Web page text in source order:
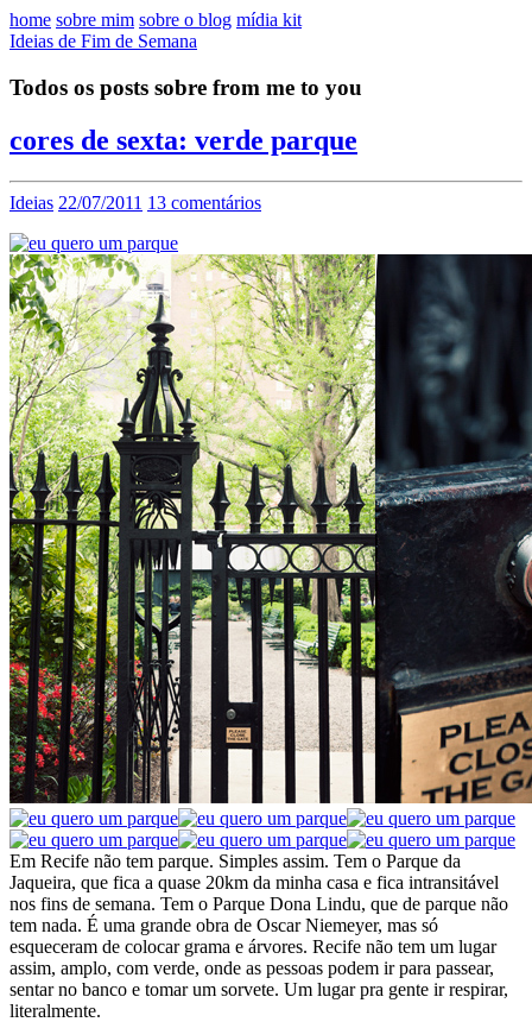
home sobre mim sobre o blog mídia kit
Ideias de Fim de Semana
Todos os posts sobre from me to you
cores de sexta: verde parque
Ideias 22/07/2011 13 comentários
Em Recife não tem parque. Simples assim. Tem o Parque da
Jaqueira, que fica a quase 20km da minha casa e fica intransitável
nos fins de semana. Tem o Parque Dona Lindu, que de parque não
tem nada. É uma grande obra de Oscar Niemeyer, mas só
esqueceram de colocar grama e árvores. Recife não tem um lugar
assim, amplo, com verde, onde as pessoas podem ir para passear,
sentar no banco e tomar um sorvete. Um lugar pra gente ir respirar,
literalmente.